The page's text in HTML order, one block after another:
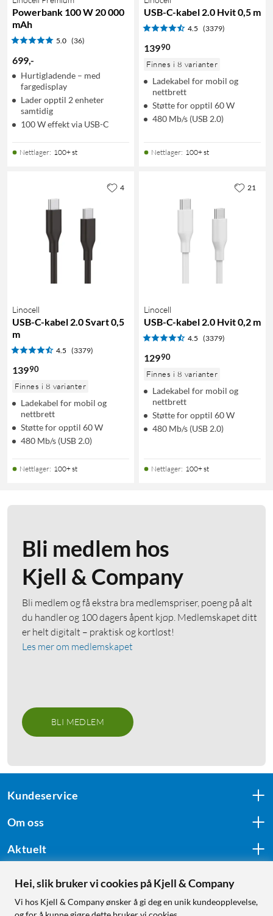
Powerbank 100 W 20 000
mAh
5.0 (36)
699,-
Hurtigladende – med
fargedisplay
Lader opptil 2 enheter
samtidig
100 W effekt via USB-C
Nettlager: 100+ st
USB-C-kabel 2.0 Hvit 0,5 m
4.5 (3379)
13990
Finnes i 8 varianter
Ladekabel for mobil og
nettbrett
Støtte for opptil 60 W
480 Mb/s (USB 2.0)
Nettlager: 100+ st
Linocell
USB-C-kabel 2.0 Svart 0,5
m
4.5 (3379)
13990
Finnes i 8 varianter
Ladekabel for mobil og
nettbrett
Støtte for opptil 60 W
480 Mb/s (USB 2.0)
Nettlager: 100+ st
4
Linocell
USB-C-kabel 2.0 Hvit 0,2 m
4.5 (3379)
12990
Finnes i 8 varianter
Ladekabel for mobil og
nettbrett
Støtte for opptil 60 W
480 Mb/s (USB 2.0)
Nettlager: 100+ st
21
Bli medlem hos
Kjell & Company
Bli medlem og få ekstra bra medlemspriser, poeng på alt
du handler og 100 dagers åpent kjøp. Medlemskapet ditt
er helt digitalt – praktisk og kortløst!
Les mer om medlemskapet
BLI MEDLEM
Kundeservice
Om oss
Aktuelt
Følg oss
Hei, slik bruker vi cookies på Kjell & Company
Vi hos Kjell & Company ønsker å gi deg en unik kundeopplevelse,